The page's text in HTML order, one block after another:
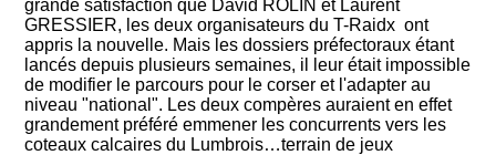
grande satisfaction que David ROLIN et Laurent
GRESSIER, les deux organisateurs du T-Raidx ont
appris la nouvelle. Mais les dossiers préfectoraux étant
lancés depuis plusieurs semaines, il leur était impossible
de modifier le parcours pour le corser et l'adapter au
niveau "national". Les deux compères auraient en effet
grandement préféré emmener les concurrents vers les
coteaux calcaires du Lumbrois…terrain de jeux